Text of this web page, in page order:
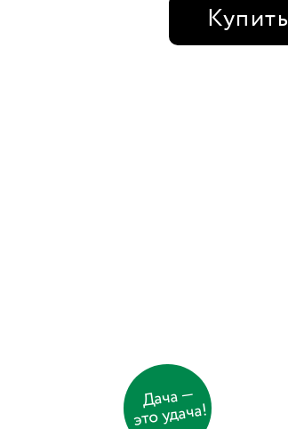
Купить
Дача —
это удача!